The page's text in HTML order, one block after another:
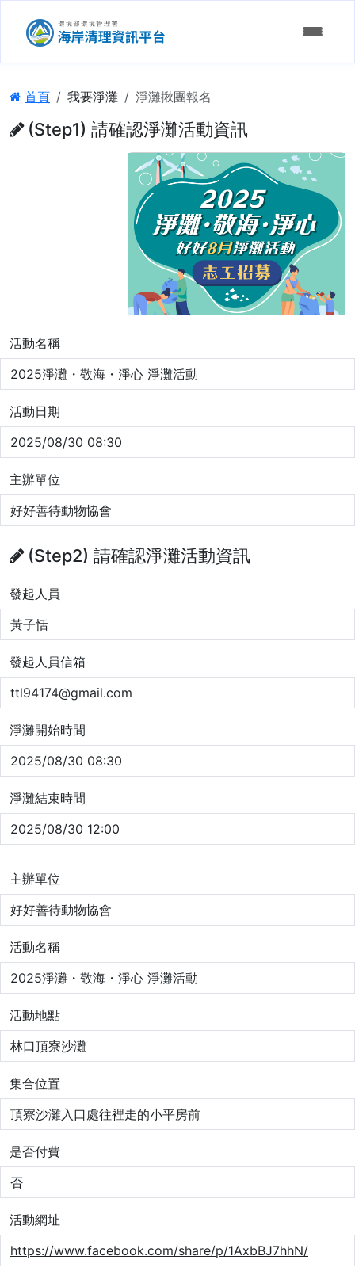
淨灘申請進度查詢
淨灘行事曆
淨灘垃圾清運與相關問題聯繫窗口
認養單位查詢
海廢調查成果統計
海岸髒亂通報
首頁 我要淨灘 淨灘揪團報名
(Step1) 請確認淨灘活動資訊
活動名稱
2025淨灘・敬海・淨心 淨灘活動
活動日期
2025/08/30 08:30
主辦單位
好好善待動物協會
(Step2) 請確認淨灘活動資訊
發起人員
黃子恬
發起人員信箱
ttl94174@gmail.com
淨灘開始時間
2025/08/30 08:30
淨灘結束時間
2025/08/30 12:00
主辦單位
好好善待動物協會
活動名稱
2025淨灘・敬海・淨心 淨灘活動
活動地點
林口頂寮沙灘
集合位置
頂寮沙灘入口處往裡走的小平房前
是否付費
否
活動網址
https://www.facebook.com/share/p/1AxbBJ7hhN/